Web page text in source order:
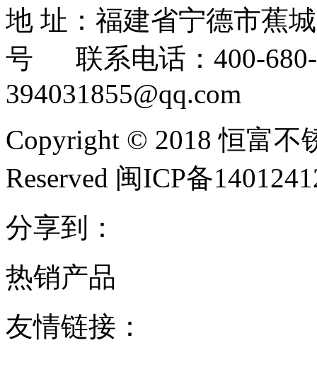
地 址：福建省宁德市蕉
号 联系电话：400-
394031855@qq.com
Copyright © 2018 恒富不
Reserved 闽ICP备
分享到：
热销产品
友情链接：